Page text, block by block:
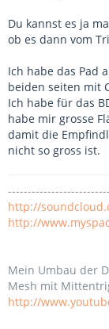
Du kannst es ja
ob es dann vom
Ich habe das Pad
beiden seiten mit
Ich habe für das
habe mir grosse
damit die
nicht so gross ist.
http://
http://
Mein Umbau der
Mesh mit
http://